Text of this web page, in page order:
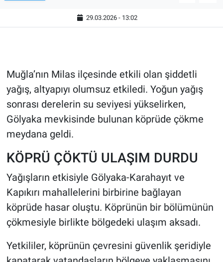
29.03.2026 - 13:02
Muğla’nın Milas ilçesinde etkili olan şiddetli
yağış, altyapıyı olumsuz etkiledi. Yoğun yağış
sonrası derelerin su seviyesi yükselirken,
Gölyaka mevkisinde bulunan köprüde çökme
meydana geldi.
KÖPRÜ ÇÖKTÜ ULAŞIM DURDU
Yağışların etkisiyle Gölyaka-Karahayıt ve
Kapıkırı mahallelerini birbirine bağlayan
köprüde hasar oluştu. Köprünün bir bölümünün
çökmesiyle birlikte bölgedeki ulaşım aksadı.
Yetkililer, köprünün çevresini güvenlik şeridiyle
EĞİTİM
ÇEVRE
HABERDE İNSAN
MAGAZİN
Bilim, Teknoloji